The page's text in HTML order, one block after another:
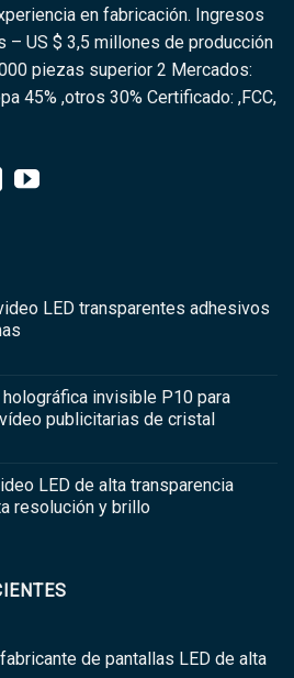
en fabricación. Ingresos
– US $ 3,5 millones de producción
piezas superior 2 Mercados:
45% ,otros 30% Certificado: ,FCC,
LED transparentes adhesivos
holográfica invisible P10 para
publicitarias de cristal
LED de alta transparencia
resolución y brillo
de pantallas LED de alta